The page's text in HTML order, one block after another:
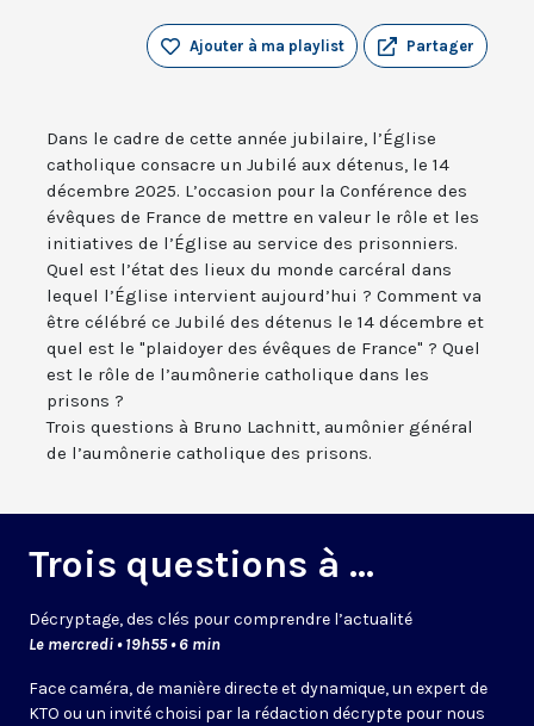
Partager
Ajouter à ma playlist
Dans le cadre de cette année jubilaire, l’Église
catholique consacre un Jubilé aux détenus, le 14
décembre 2025. L’occasion pour la Conférence des
évêques de France de mettre en valeur le rôle et les
initiatives de l’Église au service des prisonniers.
Quel est l’état des lieux du monde carcéral dans
lequel l’Église intervient aujourd’hui ? Comment va
être célébré ce Jubilé des détenus le 14 décembre et
quel est le "plaidoyer des évêques de France" ? Quel
est le rôle de l’aumônerie catholique dans les
prisons ?
Trois questions à Bruno Lachnitt, aumônier général
de l’aumônerie catholique des prisons.
Trois questions à ...
Décryptage, des clés pour comprendre l’actualité
Le mercredi • 19h55 • 6 min
Face caméra, de manière directe et dynamique, un expert de
KTO ou un invité choisi par la rédaction décrypte pour nous